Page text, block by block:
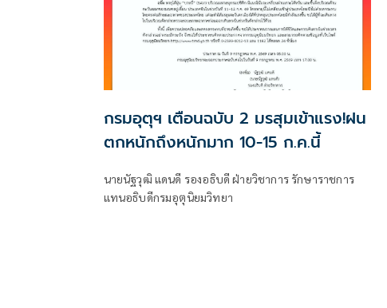
กรมอุตุฯ เตือนฉบับ 2 มรสุมเข้าแรง!ฝน
ตกหนักถึงหนักมาก 10-15 ก.ค.นี้
นายนัฐวุฒิ แดนดี รองอธิบดี ฝ่ายวิชาการ รักษาราชการ
แทนอธิบดีกรมอุตุนิยมวิทยา